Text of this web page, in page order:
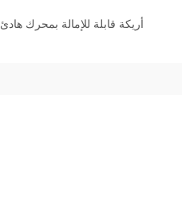
أريكة قابلة للإمالة بمحرك هادئ